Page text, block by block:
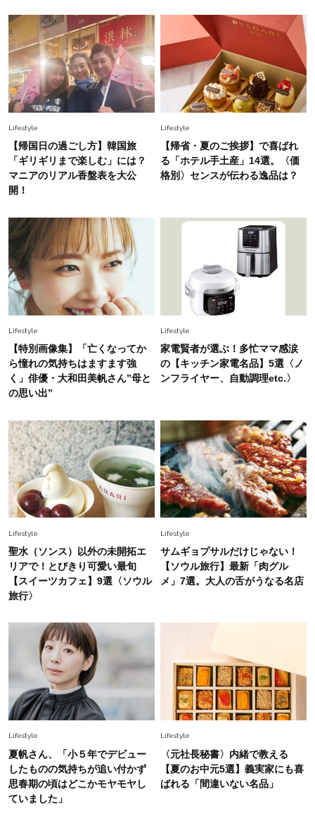
Fashion 2026.8.6
パンツコーデを格上げする【最旬バッグ】5選。
持つだけで40代が華やぐ”素材”は？
【カルティエ、ティファニー】リアル人気は地
金！オシャレ40代の自慢ジュエリーSNAP
【ゲリラ豪雨・不眠・疲労】旅の不安をゼロにす
る！オシャレライターの「夏の旅行バッグの中
身」3選！
Beauty 2026.2.16
卒入学式、おめかしの日もセットが簡単！40代
の「垢抜けボブヘア」カタログ
Fashion 2026.6.23
40代の【ロゴT】どっちで行く？「キレイめ」
or「カジュアル」旅行やレジャーに！
Fashion 2026.7.31
1枚でも“のっぺり見えない”！40代にちょうどい
い夏の【白トップス名品】6選
Fashion 2026.8.8
ラクなのに手抜きに見えない！40代の体型カバ
Fashion 2026.7.3
【ポメラートのリング】甘いだけじゃない！夏こ
Lifestyle
【東京駅で買える】甘くない手土産3選｜お酒好
きにも喜ばれる逸品を元社長秘書が厳選！
Lifestyle
【帰国日の過ごし方】韓国旅
「ギリギリまで楽しむ」には？
マニアのリアル香盤表を大公
開！
Lifestyle
【帰省・夏のご挨拶】で喜ばれ
る「ホテル手土産」14選。〈価
格別〉センスが伝わる逸品は？
Lifestyle
【特別画像集】「亡くなってか
ら憧れの気持ちはますます強
く」俳優・大和田美帆さん”母と
の思い出”
Lifestyle
家電賢者が選ぶ！多忙ママ感涙
の【キッチン家電名品】5選〈ノ
ンフライヤー、自動調理etc.〉
Lifestyle
聖水（ソンス）以外の未開拓エ
リアで！とびきり可愛い最旬
【スイーツカフェ】9選〈ソウル
旅行〉
Lifestyle
サムギョプサルだけじゃない！
【ソウル旅行】最新「肉グル
メ」7選。大人の舌がうなる名店
Lifestyle
夏帆さん、「小５年でデビュー
したものの気持ちが追い付かず
思春期の頃はどこかモヤモヤし
ていました」
Lifestyle
〈元社長秘書〉内緒で教える
【夏のお中元5選】義実家にも喜
ばれる「間違いない名品」